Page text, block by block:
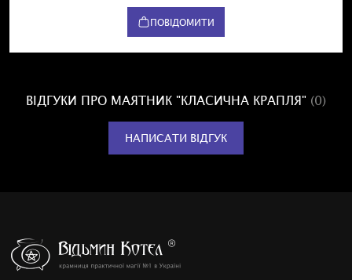
ПОВІДОМИТИ
ВІДГУКИ ПРО МАЯТНИК "КЛАСИЧНА КРАПЛЯ" (0)
НАПИСАТИ ВІДГУК